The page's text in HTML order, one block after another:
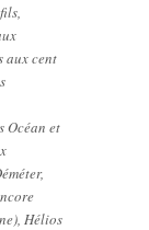
aux cent
Océan et
Hélios